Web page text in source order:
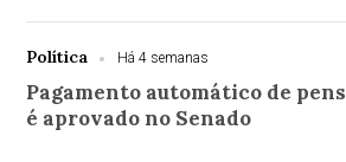
Política Há 4 semanas
Pagamento automático de
é aprovado no Senado